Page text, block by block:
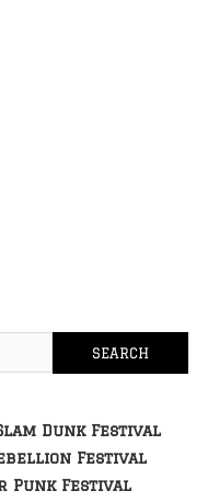
Dunk Festival
Festival
Punk Festival